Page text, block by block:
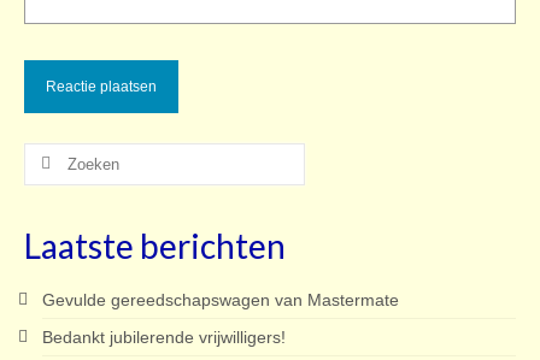
Zoeken
Laatste berichten
Gevulde gereedschapswagen van Mastermate
Bedankt jubilerende vrijwilligers!